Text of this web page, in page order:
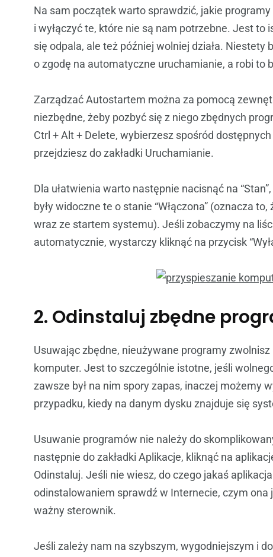
Na sam początek warto sprawdzić, jakie
i wyłączyć te, które nie są nam potrzebne. Jest
się odpala, ale też później wolniej działa.
o zgodę na automatyczne uruchamianie, a robi to
Zarządzać Autostartem można za pomocą
niezbędne, żeby pozbyć się z niego zbędnych
Ctrl + Alt + Delete, wybierzesz spośród
przejdziesz do zakładki Uruchamianie.
Dla ułatwienia warto następnie nacisnąć na
były widoczne te o stanie “Włączona” (oznacza
wraz ze startem systemu). Jeśli zobaczymy na
automatycznie, wystarczy kliknąć na przycisk
2. Odinstaluj zbędne
Usuwając zbędne, nieużywane programy
komputer. Jest to szczególnie istotne, jeśli
zawsze był na nim spory zapas, inaczej możemy
przypadku, kiedy na danym dysku znajduje się
Usuwanie programów nie należy do
następnie do zakładki Aplikacje, kliknąć na
Odinstaluj. Jeśli nie wiesz, do czego jakaś
odinstalowaniem sprawdź w Internecie, czym ona
ważny sterownik.
Jeśli zależy nam na szybszym, wygodniejszym i